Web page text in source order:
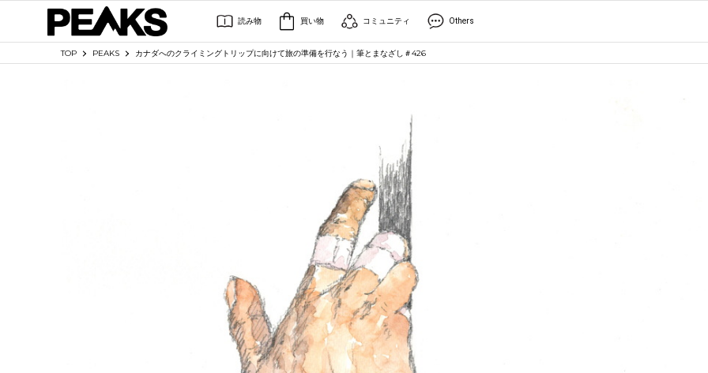
読み物 買い物 コミュニティ Others
TOP PEAKS カナダへのクライミングトリップに向けて旅の準備を行なう｜筆とまなざし＃426